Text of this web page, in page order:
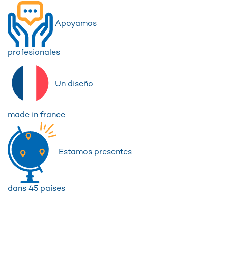
Apoyamos
profesionales
Un diseño
made in france
Estamos presentes
dans 45 países